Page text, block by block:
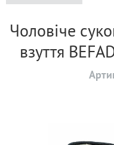
Чоловіче
взуття